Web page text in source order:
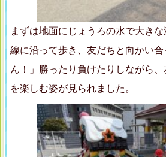
まずは地面にじょうろの水で大き
線に沿って歩き、友だちと向かい
ん！」勝ったり負けたりしながら、
を楽しむ姿が見られました。